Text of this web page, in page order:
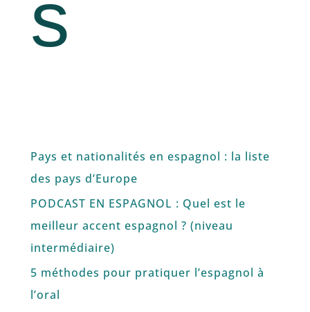
s
Pays et nationalités en espagnol : la liste
des pays d’Europe
PODCAST EN ESPAGNOL : Quel est le
meilleur accent espagnol ? (niveau
intermédiaire)
5 méthodes pour pratiquer l’espagnol à
l’oral